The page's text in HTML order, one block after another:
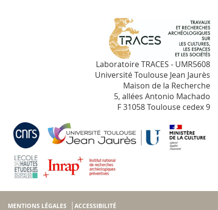
Laboratoire TRACES - UMR5608
Université Toulouse Jean Jaurès
Maison de la Recherche
5, allées Antonio Machado
F 31058 Toulouse cedex 9
MENTIONS LÉGALES ACCESSIBILITÉ